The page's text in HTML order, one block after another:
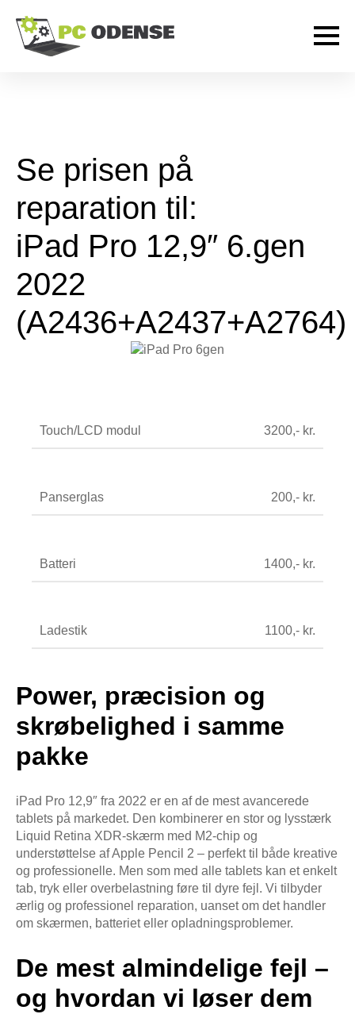
Se prisen på
reparation til:
iPad Pro 12,9″ 6.gen
2022
(A2436+A2437+A2764)
Touch/LCD modul 3200,- kr.
Panserglas 200,- kr.
Batteri 1400,- kr.
Ladestik 1100,- kr.
Power, præcision og
skrøbelighed i samme
pakke
iPad Pro 12,9″ fra 2022 er en af de mest avancerede
tablets på markedet. Den kombinerer en stor og lysstærk
Liquid Retina XDR-skærm med M2-chip og
understøttelse af Apple Pencil 2 – perfekt til både kreative
og professionelle. Men som med alle tablets kan et enkelt
tab, tryk eller overbelastning føre til dyre fejl. Vi tilbyder
ærlig og professionel reparation, uanset om det handler
om skærmen, batteriet eller opladningsproblemer.
De mest almindelige fejl –
og hvordan vi løser dem